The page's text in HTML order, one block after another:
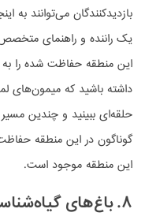
بازدیدکنندگان می‌توانند به
یک راننده و راهنمای
این منطقه حفاظت شده را به
داشته باشید که میمون‌های
حلقه‌ای ببینید و چندین
گوناگون در این منطقه
این منطقه موجود است.
۸. باغ‌های گیاه‌شناسی و جانورشناسی زیمبازازا